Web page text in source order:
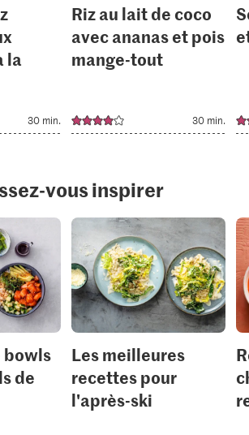
la
30 min.
Riz au lait de coco
avec ananas et pois
mange-tout
30 min.
vous inspirer
bowls
de
Les meilleures
recettes pour
l'après-ski